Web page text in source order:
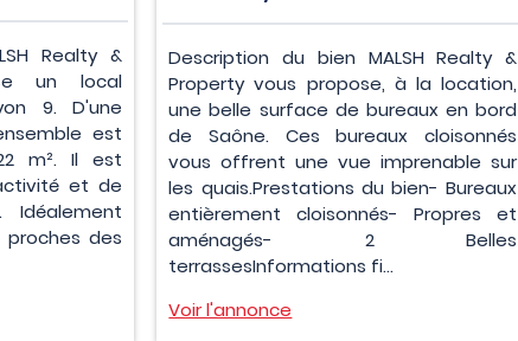
Realty &
un local
9. D'une
est
m². Il est
et de
Idéalement
des
Description du bien MALSH Realty &
Property vous propose, à la location,
une belle surface de bureaux en bord
de Saône. Ces bureaux cloisonnés
vous offrent une vue imprenable sur
les quais.Prestations du bien- Bureaux
entièrement cloisonnés- Propres et
aménagés- 2 Belles
terrassesInformations fi...
Voir l'annonce